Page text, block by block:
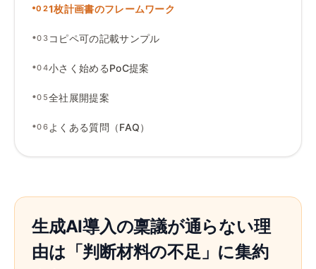
•021枚計画書のフレームワーク
•03 コピペ可の記載サンプル
•04小さく始めるPoC提案
•05全社展開提案
•06 よくある質問（FAQ）
生成AI導入の稟議が通らない理
由は「判断材料の不足」に集約